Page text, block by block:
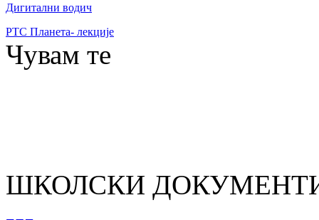
Дигитални водич
РТС Планета- лекције
Чувам те
ШКОЛСКИ